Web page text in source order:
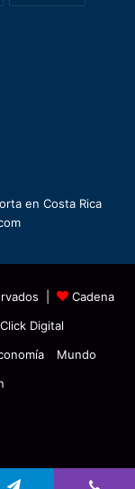
en Costa Rica
|
Cadena
Click Digital
Mundo